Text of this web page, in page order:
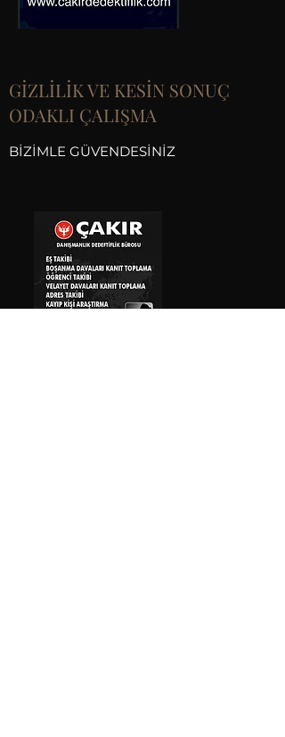
GİZLİLİK VE KESİN SONUÇ
ODAKLI ÇALIŞMA
BİZİMLE GÜVENDESİNİZ